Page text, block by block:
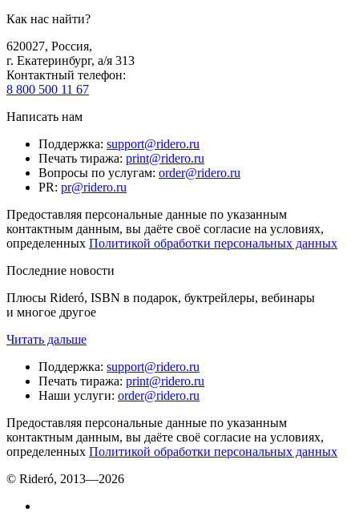
Как нас найти?
620027, Россия,
г. Екатеринбург, а/я 313
Контактный телефон:
8 800 500 11 67
Написать нам
Поддержка: support@ridero.ru
Печать тиража: print@ridero.ru
Вопросы по услугам: order@ridero.ru
PR: pr@ridero.ru
Предоставляя персональные данные по указанным
контактным данным, вы даёте своё согласие на условиях,
определенных Политикой обработки персональных данных
Последние новости
Плюсы Rideró, ISBN в подарок, буктрейлеры, вебинары
и многое другое
Читать дальше
Поддержка: support@ridero.ru
Печать тиража: print@ridero.ru
Наши услуги: order@ridero.ru
Предоставляя персональные данные по указанным
контактным данным, вы даёте своё согласие на условиях,
определенных Политикой обработки персональных данных
© Rideró, 2013—2026